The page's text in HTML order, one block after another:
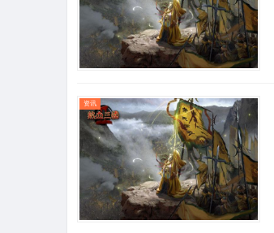
资讯